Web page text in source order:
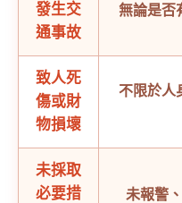
發生交
通事故
無論是否
致人死
傷或財
物損壞
不限於人
未採取
必要措
未報警